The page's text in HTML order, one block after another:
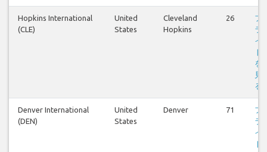
Hopkins International
(CLE)
United
States
Cleveland
Hopkins
26
フ
ラ
イ
ト
を
見
る
Denver International
(DEN)
United
States
Denver 71
フ
ラ
イ
ト